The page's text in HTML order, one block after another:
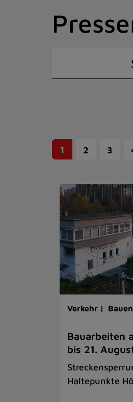
1 2 3
Verkehr | Bauen
Bauarbeiten
bis 21.
Haltepunkte